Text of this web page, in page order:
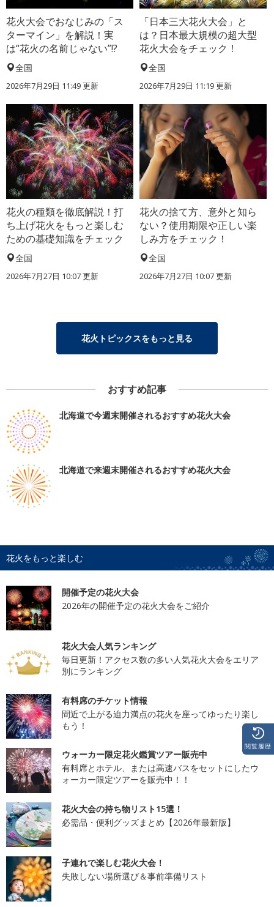
花火大会でおなじみの「ス
ターマイン」を解説！実
は“花火の名前じゃない”!?
全国
2026年7月29日 11:49 更新
「日本三大花火大会」と
は？日本最大規模の超大型
花火大会をチェック！
全国
2026年7月29日 11:19 更新
花火の種類を徹底解説！打
ち上げ花火をもっと楽しむ
ための基礎知識をチェック
全国
2026年7月27日 10:07 更新
花火の捨て方、意外と知ら
ない？使用期限や正しい楽
しみ方をチェック！
全国
2026年7月27日 10:07 更新
花火トピックスをもっと見る
おすすめ記事
北海道で今週末開催されるおすすめ花火大会
北海道で来週末開催されるおすすめ花火大会
花火をもっと楽しむ
開催予定の花火大会
2026年の開催予定の花火大会をご紹介
花火大会人気ランキング
毎日更新！アクセス数の多い人気花火大会をエリア
別にランキング
有料席のチケット情報
間近で上がる迫力満点の花火を座ってゆったり楽し
もう！
ウォーカー限定花火鑑賞ツアー販売中
有料席とホテル、または高速バスをセットにしたウ
ォーカー限定ツアーを販売中！！
花火大会の持ち物リスト15選！
必需品・便利グッズまとめ【2026年最新版】
子連れで楽しむ花火大会！
失敗しない場所選び＆事前準備リスト
閲覧履歴